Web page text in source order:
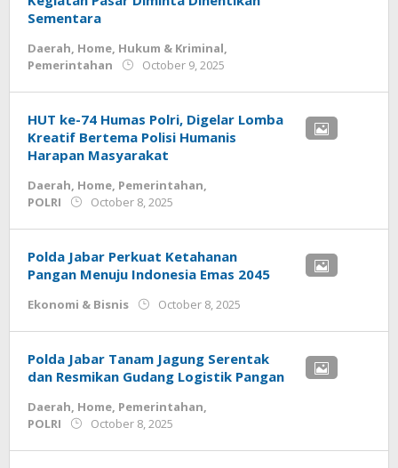
Sementara
Daerah, Home, Hukum & Kriminal,
Pemerintahan
October 9, 2025
HUT ke-74 Humas Polri, Digelar Lomba
Kreatif Bertema Polisi Humanis
Harapan Masyarakat
Daerah, Home, Pemerintahan,
POLRI
October 8, 2025
Polda Jabar Perkuat Ketahanan
Pangan Menuju Indonesia Emas 2045
Ekonomi & Bisnis October 8, 2025
Polda Jabar Tanam Jagung Serentak
dan Resmikan Gudang Logistik Pangan
Daerah, Home, Pemerintahan,
POLRI
October 8, 2025